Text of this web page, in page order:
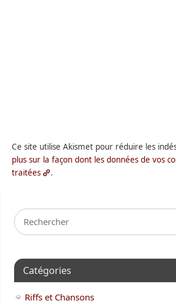
Ce site utilise Akismet pour réduire les
plus sur la façon dont les données de vos
traitées
.
Catégories
Riffs et Chansons